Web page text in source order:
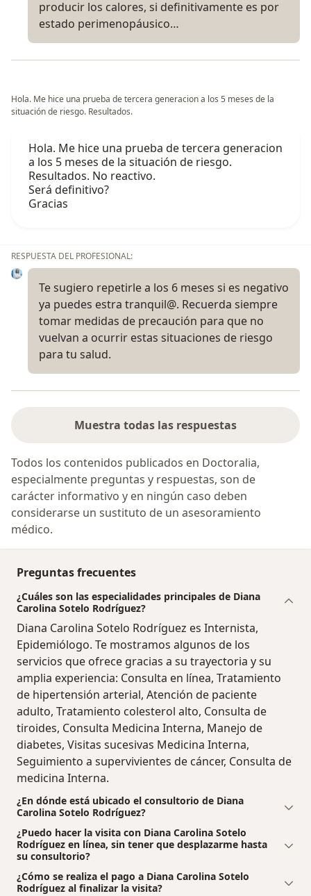
producir los calores, si definitivamente es por
estado perimenopáusico…
Hola. Me hice una prueba de tercera generacion a los 5 meses de la
situación de riesgo. Resultados.
Hola. Me hice una prueba de tercera generacion
a los 5 meses de la situación de riesgo.
Resultados. No reactivo.
Será definitivo?
Gracias
RESPUESTA DEL PROFESIONAL:
Te sugiero repetirle a los 6 meses si es negativo
ya puedes estra tranquil@. Recuerda siempre
tomar medidas de precaución para que no
vuelvan a ocurrir estas situaciones de riesgo
para tu salud.
Muestra todas las respuestas
Todos los contenidos publicados en Doctoralia,
especialmente preguntas y respuestas, son de
carácter informativo y en ningún caso deben
considerarse un sustituto de un asesoramiento
médico.
Preguntas frecuentes
¿Cuáles son las especialidades principales de Diana
Carolina Sotelo Rodríguez?
Diana Carolina Sotelo Rodríguez es Internista,
Epidemiólogo. Te mostramos algunos de los
servicios que ofrece gracias a su trayectoria y su
amplia experiencia: Consulta en línea, Tratamiento
de hipertensión arterial, Atención de paciente
adulto, Tratamiento colesterol alto, Consulta de
tiroides, Consulta Medicina Interna, Manejo de
diabetes, Visitas sucesivas Medicina Interna,
Seguimiento a supervivientes de cáncer, Consulta de
medicina Interna.
¿En dónde está ubicado el consultorio de Diana
Carolina Sotelo Rodríguez?
¿Puedo hacer la visita con Diana Carolina Sotelo
Rodríguez en línea, sin tener que desplazarme hasta
su consultorio?
¿Cómo se realiza el pago a Diana Carolina Sotelo
Rodríguez al finalizar la visita?